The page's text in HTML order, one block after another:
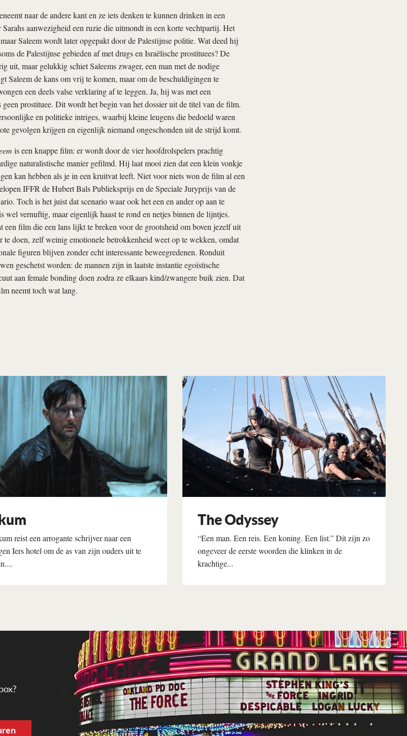
naar de andere kant en ze iets denken te kunnen drinken in een
Sarahs aanwezigheid een ruzie die uitmondt in een korte vechtpartij. Het
Saleem wordt later opgepakt door de Palestijnse politie. Wat deed hij
de Palestijnse gebieden af met drugs en Israëlische prostituees? De
uit, maar gelukkig schiet Saleems zwager, een man met de nodige
Saleem de kans om vrij te komen, maar om de beschuldigingen te
een deels valse verklaring af te leggen. Ja, hij was met een
prostituee. Dit wordt het begin van het dossier uit de titel van de film.
en politieke intriges, waarbij kleine leugens die bedoeld waren
gevolgen krijgen en eigenlijk niemand ongeschonden uit de strijd komt.
is een knappe film: er wordt door de vier hoofdrolspelers prachtig
naturalistische manier gefilmd. Hij laat mooi zien dat een klein vonkje
kan hebben als je in een kruitvat leeft. Niet voor niets won de film al een
IFFR de Hubert Bals Publieksprijs en de Speciale Juryprijs van de
Toch is het juist dat scenario waar ook het een en ander op aan te
wel vernuftig, maar eigenlijk haast te rond en netjes binnen de lijntjes.
film die een lans lijkt te breken voor de grootsheid om boven jezelf uit
te doen, zelf weinig emotionele betrokkenheid weet op te wekken, omdat
figuren blijven zonder echt interessante beweegredenen. Ronduit
geschetst worden: de mannen zijn in laatste instantie egoïstische
aan female bonding doen zodra ze elkaars kind/zwangere buik zien. Dat
neemt toch wat lang.
reist een arrogante schrijver naar een
Iers hotel om de as van zijn ouders uit te
The Odyssey
“Een man. Een reis. Een koning. Een list.” Dit zijn zo
ongeveer de eerste woorden die klinken in de
krachtige...